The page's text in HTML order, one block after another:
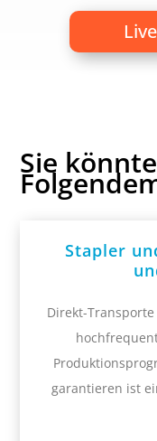
Sie
Stapler
Direkt-
garantieren ist